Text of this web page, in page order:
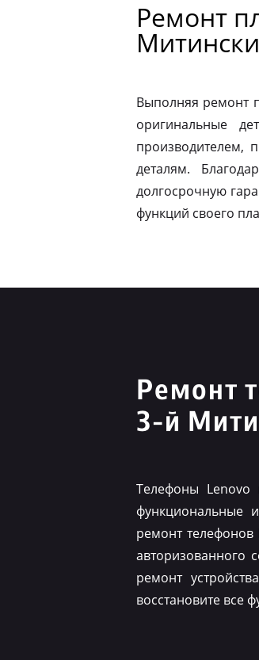
Ремонт
Выполняя ремонт
оригинальные
производителем,
деталям.
долгосрочную
функций своего
Ремонт
3-й
Телефоны Lenovo
функциональные
ремонт телефонов
авторизованного
ремонт
восстановите все